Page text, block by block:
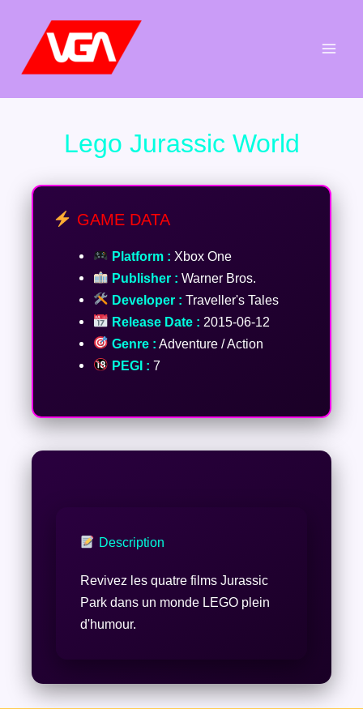
contenu
Lego Jurassic World
GAME DATA
Platform : Xbox One
Publisher : Warner Bros.
Developer : Traveller's Tales
Release Date : 2015-06-12
Genre : Adventure / Action
PEGI : 7
Description
Revivez les quatre films Jurassic
Park dans un monde LEGO plein
d'humour.